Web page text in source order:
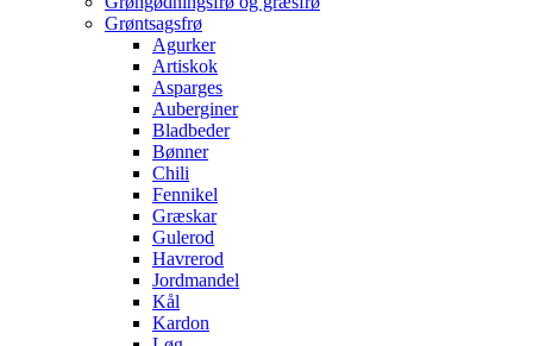
Grøntsagsfrø
Agurker
Artiskok
Asparges
Auberginer
Bladbeder
Bønner
Chili
Fennikel
Græskar
Gulerod
Havrerod
Jordmandel
Kål
Kardon